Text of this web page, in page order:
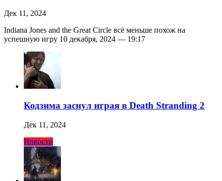
Дек 11, 2024
Indiana Jones and the Great Circle всё меньше похож на
успешную игру 10 декабря, 2024 — 19:17
Кодзима заснул играя в Death Stranding 2
Дек 11, 2024
Новости